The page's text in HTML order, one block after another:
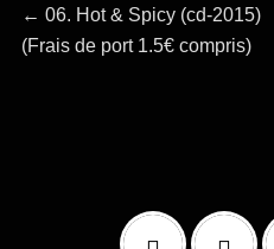
Navigation
← Article
précédent :
06. Hot & Spicy (cd-2015)
(Frais de port 1.5€ compris)